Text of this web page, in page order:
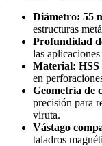
Diámetro: 55
estructuras
Profundidad
las
Material:
en
Geometría de
precisión para
viruta.
Vástago
taladros